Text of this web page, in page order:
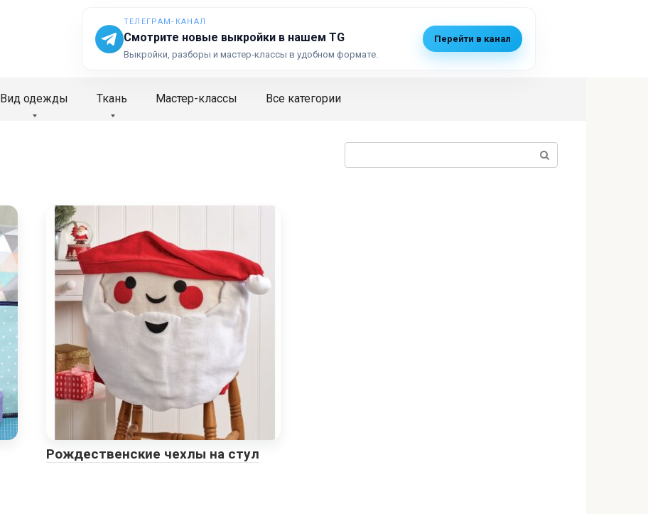
ТЕЛЕГРАМ‑КАНАЛ
Смотрите новые выкройки в нашем TG
Выкройки, разборы и мастер‑классы в удобном формате.
Перейти в канал
Вид одежды Ткань Мастер-классы Все категории
Рождественские чехлы на стул